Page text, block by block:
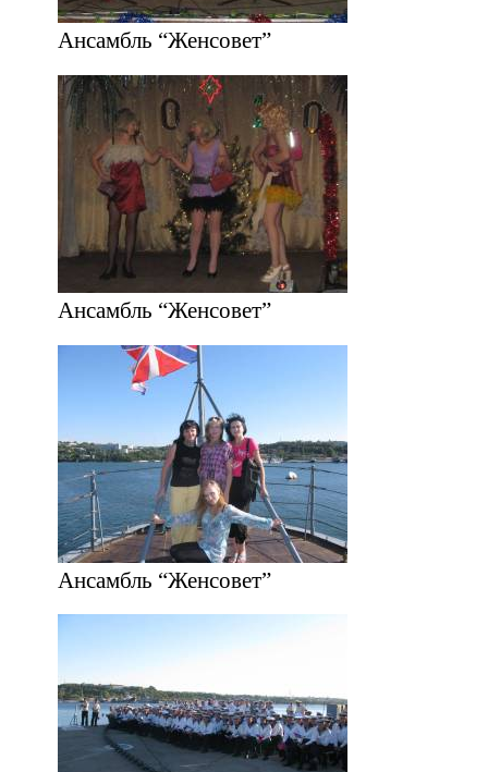
Ансамбль “Женсовет”
Ансамбль “Женсовет”
Ансамбль “Женсовет”